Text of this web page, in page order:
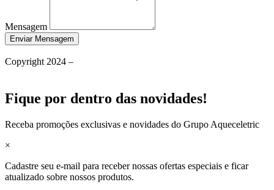
Mensagem
Enviar Mensagem
Copyright 2024 –
Fique por dentro das novidades!
Receba promoções exclusivas e novidades do Grupo Aqueceletric
×
Cadastre seu e-mail para receber nossas ofertas especiais e ficar
atualizado sobre nossos produtos.